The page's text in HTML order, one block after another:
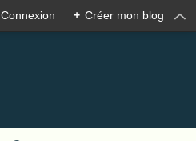
Connexion + Créer mon blog